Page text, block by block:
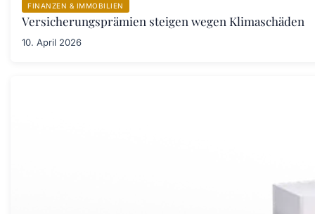
FINANZEN & IMMOBILIEN
Versicherungsprämien steigen wegen Klimaschäden
10. April 2026